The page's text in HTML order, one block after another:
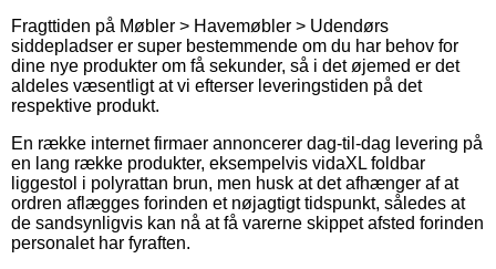
Fragttiden på Møbler > Havemøbler > Udendørs
siddepladser er super bestemmende om du har behov for
dine nye produkter om få sekunder, så i det øjemed er det
aldeles væsentligt at vi efterser leveringstiden på det
respektive produkt.
En række internet firmaer annoncerer dag-til-dag levering på
en lang række produkter, eksempelvis vidaXL foldbar
liggestol i polyrattan brun, men husk at det afhænger af at
ordren aflægges forinden et nøjagtigt tidspunkt, således at
de sandsynligvis kan nå at få varerne skippet afsted forinden
personalet har fyraften.